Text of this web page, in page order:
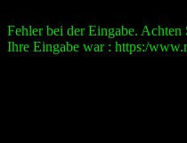
Fehler bei der Eingabe.
Ihre Eingabe war : https:/